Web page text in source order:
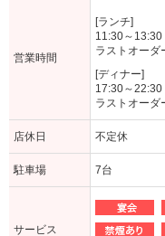
営業時間
[ランチ]
11:30～13:30
ラストオーダ
[ディナー]
17:30～22:30
ラストオーダ
店休日 不定休
駐車場 7台
サービス